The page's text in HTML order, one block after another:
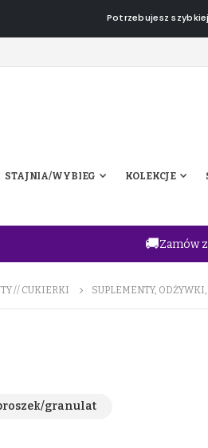
Potrzebujesz szybkiej
STAJNIA/WYBIEG KOLEKCJE
🚚Zamów
// CUKIERKI SUPLEMENTY,
granulat